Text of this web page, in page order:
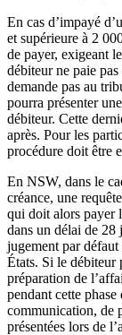
En cas d’impayé
et supérieure à 2
de payer, exigeant
débiteur ne paie
demande pas au
pourra présenter
débiteur. Cette
après. Pour les
procédure doit être
En NSW, dans le
créance, une
qui doit alors payer
dans un délai de 28
jugement par
États. Si le débiteur
préparation de
pendant cette
communication, de
présentées lors de